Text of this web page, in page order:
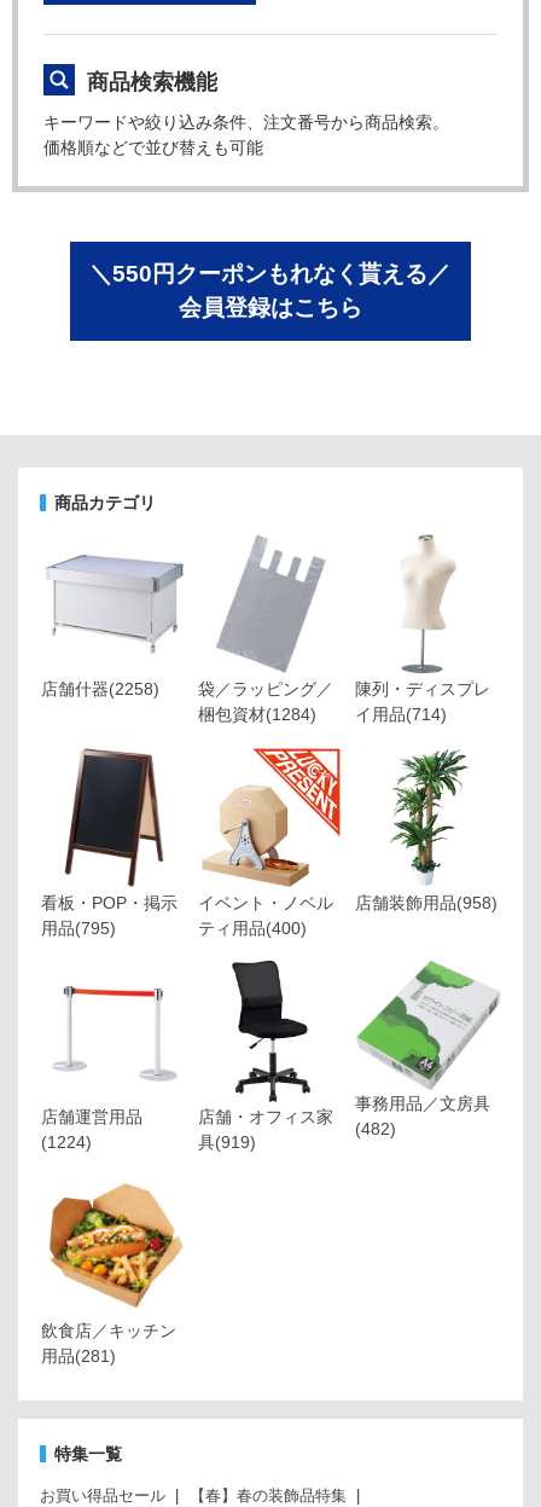
商品検索機能
キーワードや絞り込み条件、注文番号から商品検索。
価格順などで並び替えも可能
＼550円クーポンもれなく貰える／
会員登録はこちら
商品カテゴリ
店舗什器(2258)
袋／ラッピング／
梱包資材(1284)
陳列・ディスプレ
イ用品(714)
看板・POP・掲示
用品(795)
イベント・ノベル
ティ用品(400)
店舗装飾用品(958)
店舗運営用品
(1224)
店舗・オフィス家
具(919)
事務用品／文房具
(482)
飲食店／キッチン
用品(281)
特集一覧
お買い得品セール 【春】春の装飾品特集